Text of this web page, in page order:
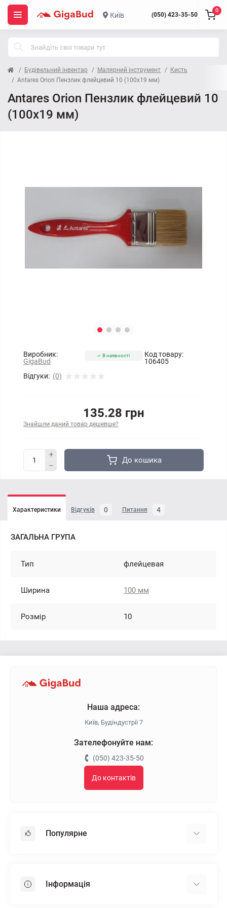
Київ (050) 423-35-50
0
Будівельний інвентар Малярний інструмент
Кисть
Antares Orion Пензлик флейцевий 10 (100x19 мм)
Antares Orion Пензлик флейцевий 10
(100x19 мм)
Виробник:
GigaBud
Код товару:
106405
Відгуки: (0)
В наявності
135.28 грн
Знайшли даний товар дешевше?
До кошика
Характеристики Відгуків 0 Питання 4
ЗАГАЛЬНА ГРУПА
Тип флейцевая
Ширина 100 мм
Розмір 10
Наша адреса:
Київ, Будіндустрії 7
Зателефонуйте нам:
(050) 423-35-50
До контактів
Популярне
Пінопласт
Інформація